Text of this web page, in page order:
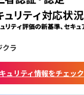
クラ
ュリティ情報をチェック